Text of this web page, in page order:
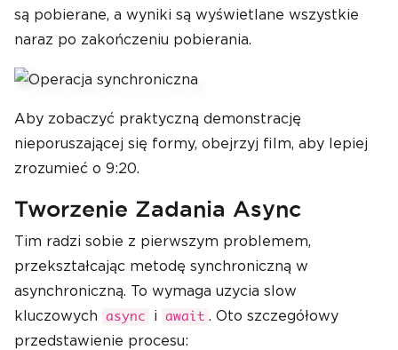
{
e}: {data.Length} characters{Environ
}
są pobierane, a wyniki są wyświetlane wszystkie
naraz po zakończeniu pobierania.
Aby zobaczyć praktyczną demonstrację
nieporuszającej się formy, obejrzyj film, aby lepiej
zrozumieć o 9:20.
Tworzenie Zadania Async
Tim radzi sobie z pierwszym problemem,
przekształcając metodę synchroniczną w
asynchroniczną. To wymaga uzycia slow
kluczowych
async i await . Oto szczegółowy
przedstawienie procesu: